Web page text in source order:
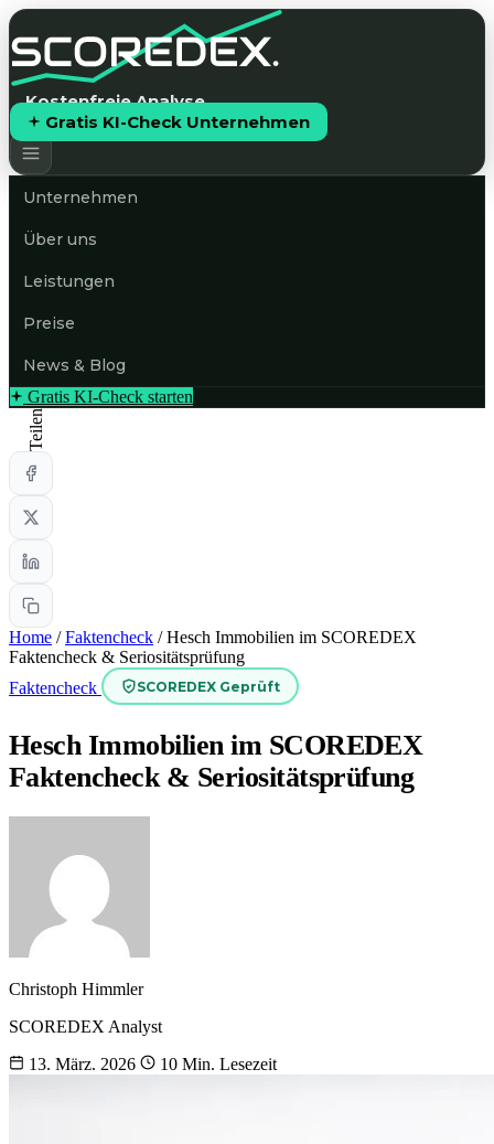
Kostenfreie Analyse
Gratis KI-Check Unternehmen
Unternehmen
Über uns
Leistungen
Preise
News & Blog
Gratis KI-Check starten
Teilen
Home / Faktencheck / Hesch Immobilien im SCOREDEX
Faktencheck & Seriositätsprüfung
Faktencheck
SCOREDEX Geprüft
Hesch Immobilien im SCOREDEX
Faktencheck & Seriositätsprüfung
Christoph Himmler
SCOREDEX Analyst
13. März. 2026
10 Min. Lesezeit